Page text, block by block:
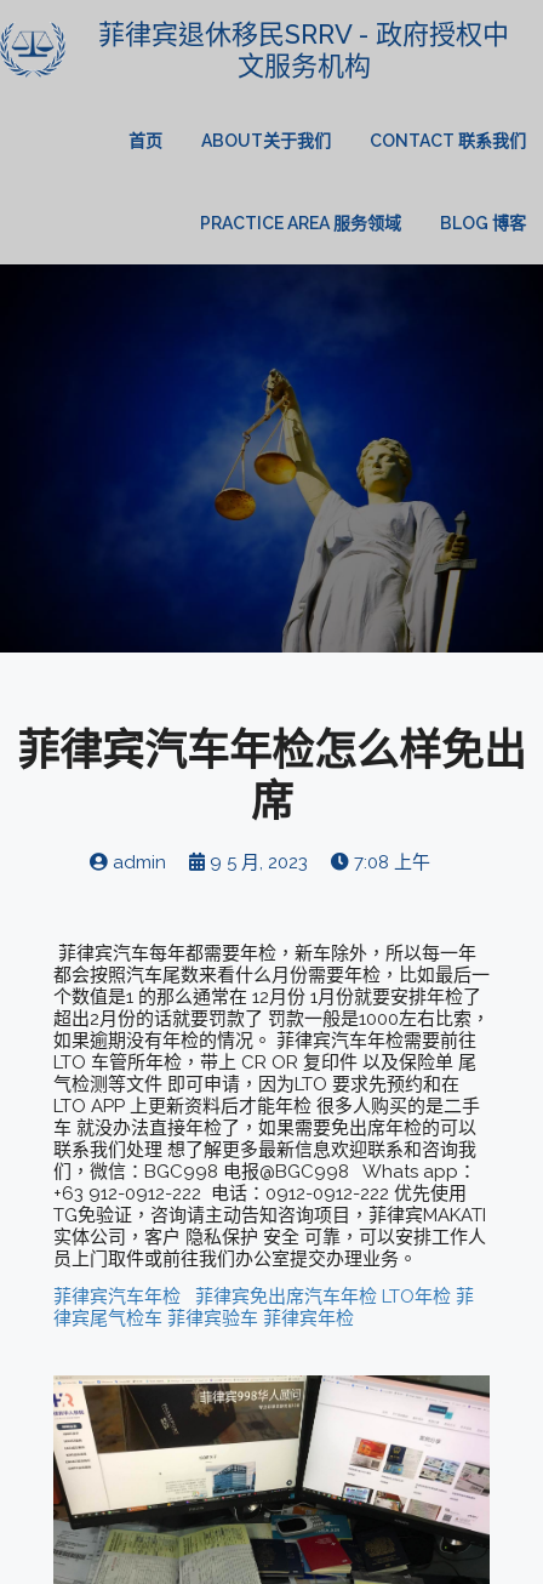
菲律宾退休移民SRRV - 政府授权中
文服务机构
首页 ABOUT关于我们 CONTACT 联系我们
PRACTICE AREA 服务领域 BLOG 博客
菲律宾汽车年检怎么样免出
席
admin 9 5 月, 2023 7:08 上午
菲律宾汽车每年都需要年检，新车除外，所以每一年
都会按照汽车尾数来看什么月份需要年检，比如最后一
个数值是1 的那么通常在 12月份 1月份就要安排年检了
超出2月份的话就要罚款了 罚款一般是1000左右比索，
如果逾期没有年检的情况。 菲律宾汽车年检需要前往
LTO 车管所年检，带上 CR OR 复印件 以及保险单 尾
气检测等文件 即可申请，因为LTO 要求先预约和在
LTO APP 上更新资料后才能年检 很多人购买的是二手
车 就没办法直接年检了，如果需要免出席年检的可以
联系我们处理 想了解更多最新信息欢迎联系和咨询我
们，微信：BGC998 电报@BGC998 Whats app：
+63 912-0912-222 电话：0912-0912-222 优先使用
TG免验证，咨询请主动告知咨询项目，菲律宾MAKATI
实体公司，客户 隐私保护 安全 可靠，可以安排工作人
员上门取件或前往我们办公室提交办理业务。
菲律宾汽车年检
菲律宾免出席汽车年检 LTO年检 菲
律宾尾气检车 菲律宾验车 菲律宾年检